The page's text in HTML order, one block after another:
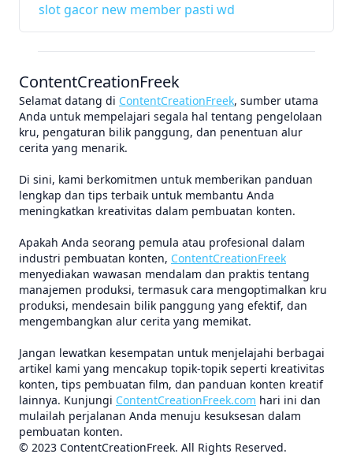
slot gacor new member pasti wd
ContentCreationFreek
Selamat datang di ContentCreationFreek, sumber utama
Anda untuk mempelajari segala hal tentang pengelolaan
kru, pengaturan bilik panggung, dan penentuan alur
cerita yang menarik.
Di sini, kami berkomitmen untuk memberikan panduan
lengkap dan tips terbaik untuk membantu Anda
meningkatkan kreativitas dalam pembuatan konten.
Apakah Anda seorang pemula atau profesional dalam
industri pembuatan konten, ContentCreationFreek
menyediakan wawasan mendalam dan praktis tentang
manajemen produksi, termasuk cara mengoptimalkan kru
produksi, mendesain bilik panggung yang efektif, dan
mengembangkan alur cerita yang memikat.
Jangan lewatkan kesempatan untuk menjelajahi berbagai
artikel kami yang mencakup topik-topik seperti kreativitas
konten, tips pembuatan film, dan panduan konten kreatif
lainnya. Kunjungi ContentCreationFreek.com hari ini dan
mulailah perjalanan Anda menuju kesuksesan dalam
pembuatan konten.
© 2023 ContentCreationFreek. All Rights Reserved.